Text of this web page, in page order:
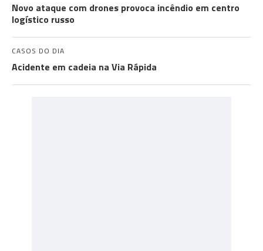
Novo ataque com drones provoca incêndio em centro
logístico russo
CASOS DO DIA
Acidente em cadeia na Via Rápida